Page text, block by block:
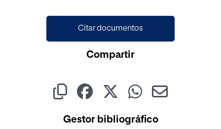
Citar documentos
Compartir
Gestor bibliográfico